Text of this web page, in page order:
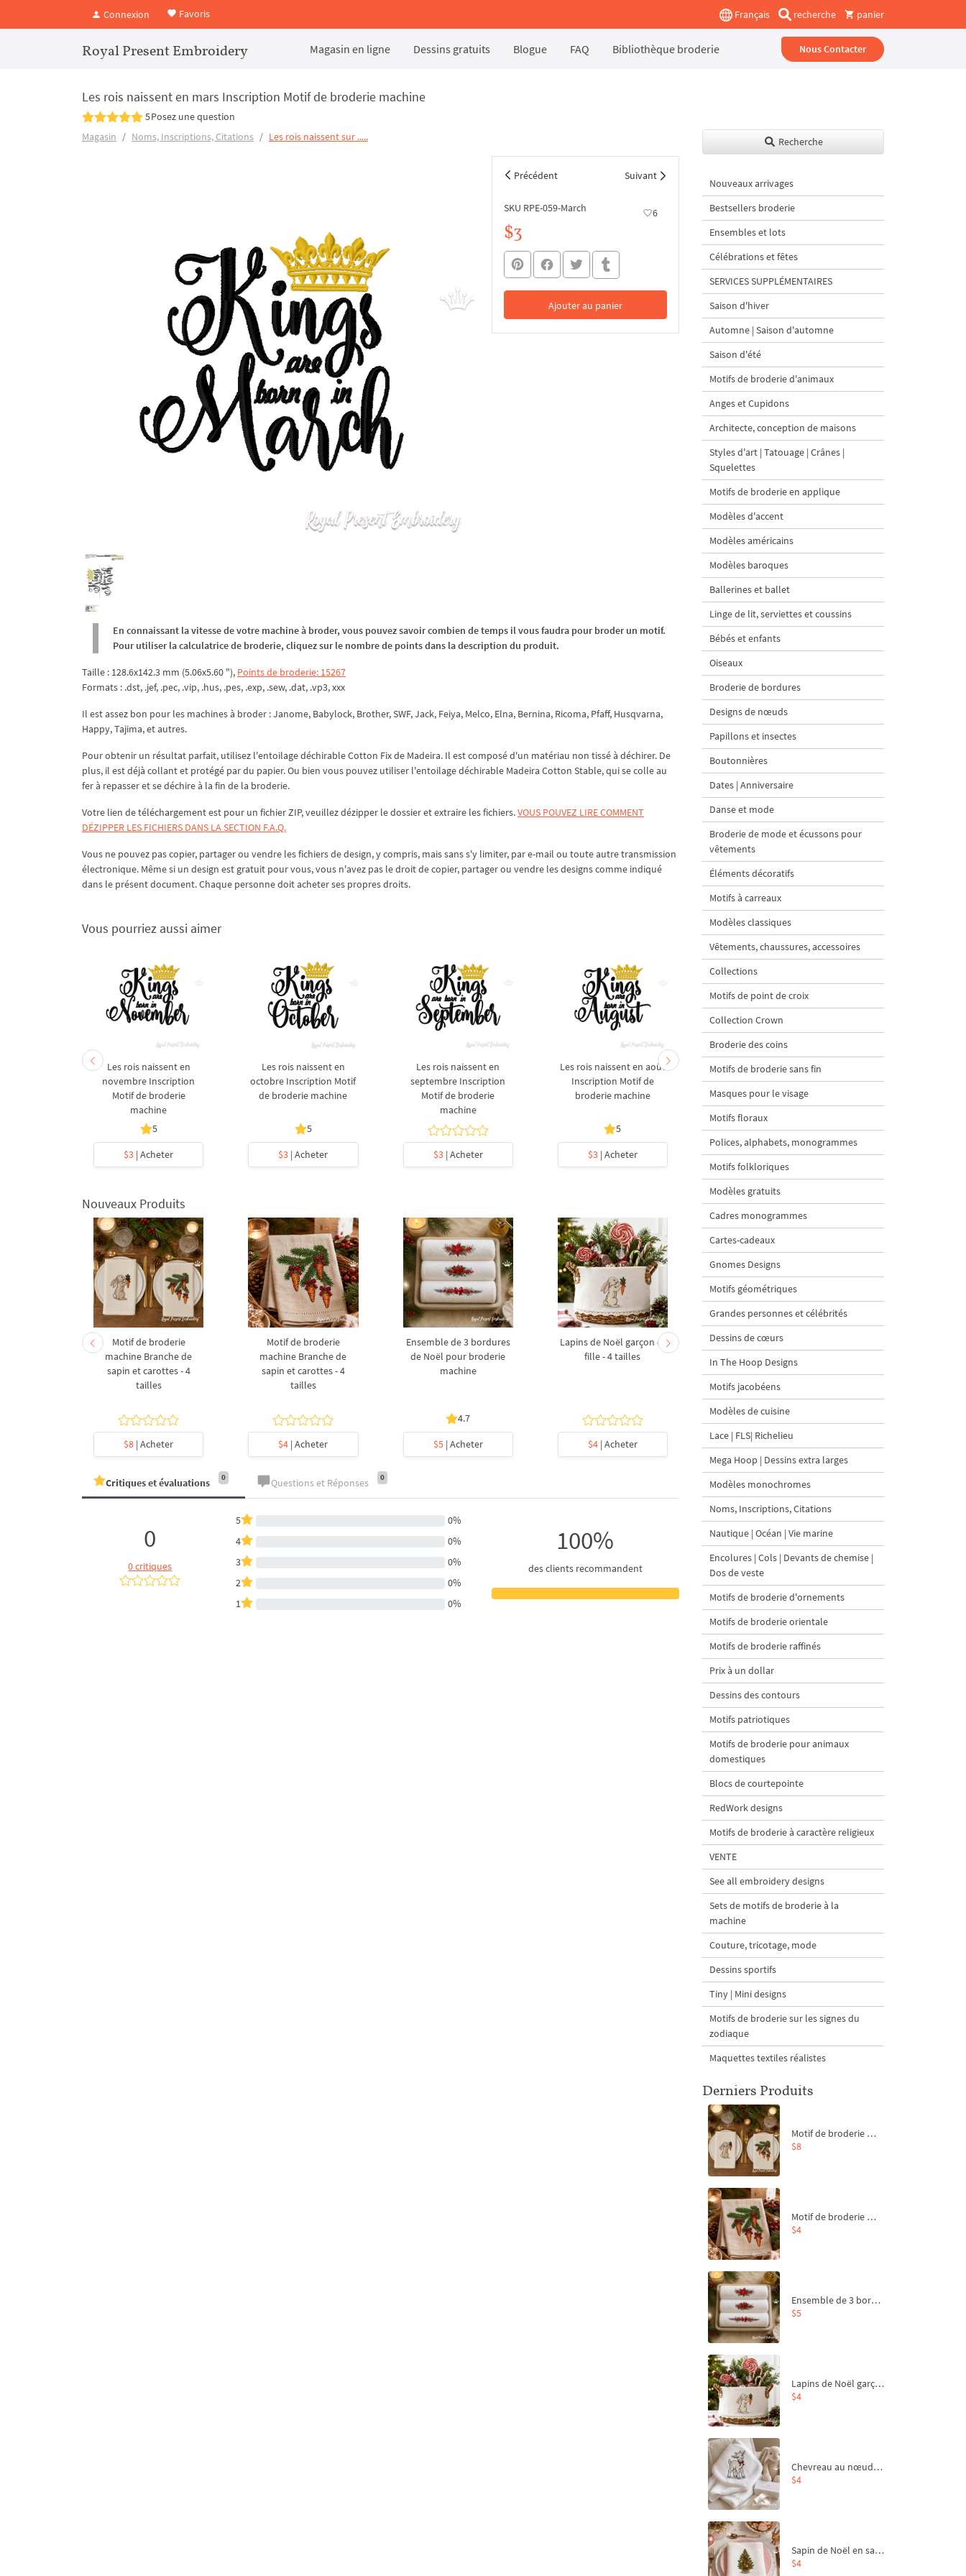
Connexion Favoris Français recherche panier
Royal Present Embroidery Magasin en ligne Dessins gratuits Blogue FAQ Bibliothèque broderie Nous Contacter
Les rois naissent en mars Inscription Motif de broderie machine
5Posez une question
Magasin
Noms, Inscriptions, Citations Les rois naissent sur .....
Précédent Suivant
SKU RPE-059-March 6
$3
Ajouter au panier
Dans le panier
En connaissant la vitesse de votre machine à broder, vous pouvez savoir combien de temps il vous faudra pour broder un motif.
Pour utiliser la calculatrice de broderie, cliquez sur le nombre de points dans la description du produit.
Taille : 128.6x142.3 mm (5.06x5.60 "), Points de broderie: 15267
Formats : .dst, .jef, .pec, .vip, .hus, .pes, .exp, .sew, .dat, .vp3, xxx
Il est assez bon pour les machines à broder : Janome, Babylock, Brother, SWF, Jack, Feiya, Melco, Elna, Bernina, Ricoma, Pfaff, Husqvarna,
Happy, Tajima, et autres.
Pour obtenir un résultat parfait, utilisez l'entoilage déchirable Cotton Fix de Madeira. Il est composé d'un matériau non tissé à déchirer. De
plus, il est déjà collant et protégé par du papier. Ou bien vous pouvez utiliser l'entoilage déchirable Madeira Cotton Stable, qui se colle au
fer à repasser et se déchire à la fin de la broderie.
Votre lien de téléchargement est pour un fichier ZIP, veuillezdézipper le dossier et extraire les fichiers.VOUS POUVEZ LIRE COMMENT
DÉZIPPER LES FICHIERS DANS LA SECTION F.A.Q.
Vous ne pouvez pas copier, partager ou vendre les fichiers de design, y compris, mais sans s'y limiter, par e-mail ou toute autre transmission
électronique. Même si un design est gratuit pour vous, vous n'avez pas le droit de copier, partager ou vendre les designs comme indiqué
dans le présent document. Chaque personne doit acheter ses propres droits.
Vous pourriez aussi aimer
Les rois naissent en
novembre Inscription
Motif de broderie
machine
5
$3 | Acheter
Les rois naissent en
octobre Inscription Motif
de broderie machine
5
$3 | Acheter
Les rois naissent en
septembre Inscription
Motif de broderie
machine
$3| Acheter
Les rois naissent en août
Inscription Motif de
broderie machine
5
$3| Acheter
Les rois naissent en juin
Inscription Motif de
broderie machine
5
$3| Acheter
Inscription Motif de
Nouveaux Produits
Motif de broderie
machine Branche de
sapin et carottes - 4
tailles
$8 | Acheter
Motif de broderie
machine Branche de
sapin et carottes - 4
tailles
$4 | Acheter
Ensemble de 3 bordures
de Noël pour broderie
machine
4.7
$5| Acheter
Lapins de Noël garçon et
fille - 4 tailles
$4| Acheter
Chevreau au nœud rouge
– broderie machine, 4
tailles
$4
Critiques et évaluations 0 Questions et Réponses 0
0
0 critiques
5
0%
4
0%
3
0%
2
0%
1
0%
100%
des clients recommandent
Recherche
Nouveaux arrivages
Bestsellers broderie
Ensembles et lots
Célébrations et fêtes
SERVICES SUPPLÉMENTAIRES
Saison d'hiver
Automne | Saison d'automne
Saison d'été
Motifs de broderie d'animaux
Anges et Cupidons
Architecte, conception de maisons
Styles d'art | Tatouage | Crânes |
Squelettes
Motifs de broderie en applique
Modèles d'accent
Modèles américains
Modèles baroques
Ballerines et ballet
Linge de lit, serviettes et coussins
Bébés et enfants
Oiseaux
Broderie de bordures
Designs de nœuds
Papillons et insectes
Boutonnières
Dates | Anniversaire
Danse et mode
Broderie de mode et écussons pour
vêtements
Éléments décoratifs
Motifs à carreaux
Modèles classiques
Vêtements, chaussures, accessoires
Collections
Motifs de point de croix
Collection Crown
Broderie des coins
Motifs de broderie sans fin
Masques pour le visage
Motifs floraux
Polices, alphabets, monogrammes
Motifs folkloriques
Modèles gratuits
Cadres monogrammes
Cartes-cadeaux
Gnomes Designs
Motifs géométriques
Grandes personnes et célébrités
Dessins de cœurs
In The Hoop Designs
Motifs jacobéens
Modèles de cuisine
Lace | FLS| Richelieu
Mega Hoop | Dessins extra larges
Modèles monochromes
Noms, Inscriptions, Citations
Nautique | Océan | Vie marine
Encolures | Cols | Devants de chemise |
Dos de veste
Motifs de broderie d'ornements
Motifs de broderie orientale
Motifs de broderie raffinés
Prix à un dollar
Dessins des contours
Motifs patriotiques
Motifs de broderie pour animaux
domestiques
Blocs de courtepointe
RedWork designs
Motifs de broderie à caractère religieux
VENTE
See all embroidery designs
Sets de motifs de broderie à la
machine
Couture, tricotage, mode
Dessins sportifs
Tiny | Mini designs
Motifs de broderie sur les signes du
zodiaque
Maquettes textiles réalistes
Derniers Produits
Motif de broderie machine Branche de sapin et carottes - 4 tailles
$8
Motif de broderie machine Branche de sapin et carottes - 4 tailles
$4
Ensemble de 3 bordures de Noël pour broderie machine
$5
Lapins de Noël garçon et fille - 4 tailles
$4
Chevreau au nœud rouge – broderie machine, 4 tailles
$4
Sapin de Noël en sac aux carottes Motif de broderie à la machine - 4 tailles
$4